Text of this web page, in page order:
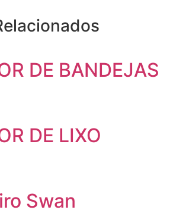
DE BANDEJAS
DE LIXO
Swan